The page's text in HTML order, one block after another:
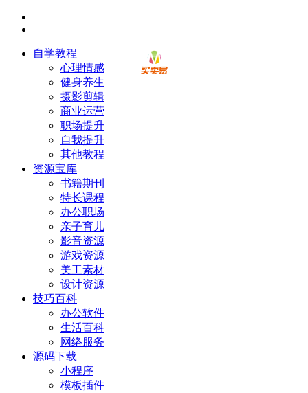
自学教程
心理情感
健身养生
摄影剪辑
商业运营
职场提升
自我提升
其他教程
资源宝库
书籍期刊
特长课程
办公职场
亲子育儿
影音资源
游戏资源
美工素材
设计资源
技巧百科
办公软件
生活百科
网络服务
源码下载
小程序
模板插件